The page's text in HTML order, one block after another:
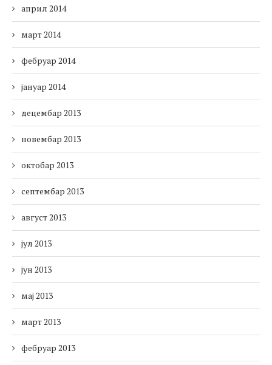
април 2014
март 2014
фебруар 2014
јануар 2014
децембар 2013
новембар 2013
октобар 2013
септембар 2013
август 2013
јул 2013
јун 2013
мај 2013
март 2013
фебруар 2013